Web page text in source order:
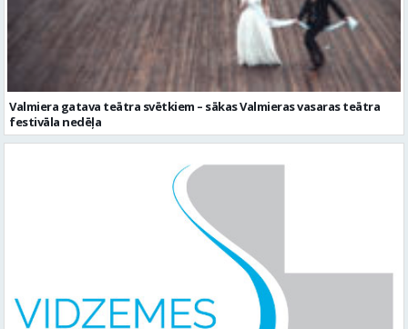
Valmiera gatava teātra svētkiem – sākas Valmieras vasaras teātra
festivāla nedēļa